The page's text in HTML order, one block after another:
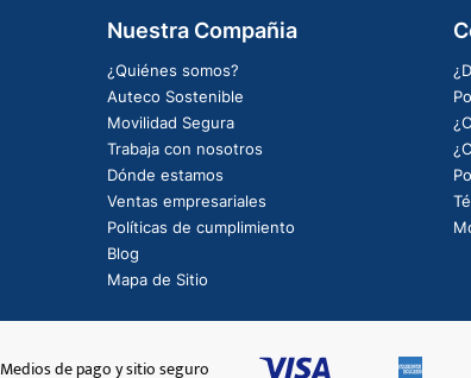
Nuestra Compañia
¿Quiénes somos?
Auteco Sostenible
Movilidad Segura
Trabaja con nosotros
Dónde estamos
Ventas empresariales
Políticas de cumplimiento
Blog
Mapa de Sitio
Medios de pago y sitio seguro